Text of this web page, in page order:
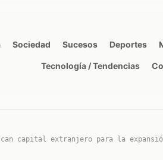
Sociedad Sucesos Deportes
Tecnología / Tendencias
capital extranjero para la